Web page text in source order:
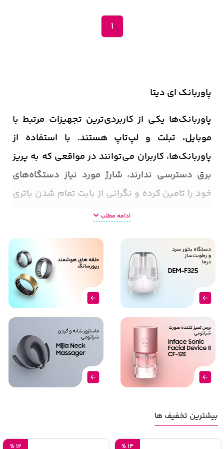
1
پاوربانک ای دیتا
پاوربانک‌ها یکی از کاربردی‌ترین تجهیزات مرتبط با
موبایل، تبلت و لپ‌تاپ هستند. با استفاده از
پاوربانک‌ها، کاربران می‌توانند در مواقعی که به پریز
برق دسترسی ندارند، شارژ مورد نیاز دستگاه‌های
خود را تامین کرده و نگرانی از بابت تمام شدن باتری
نداشته باشند. با توجه به محبوبیت زیادی که
وارد بازار می‌کنند که یکی از آن‌ها، برند ای دیتا است.
پاوربانک‌های ساخته شده توسط ای دیتا با توجه به
توانسته‌اند نظر مثبت کاربران زیادی را جلب نمایند. در
ادامه مطلب
بیشترین تخفیف ها
14
%
12
%